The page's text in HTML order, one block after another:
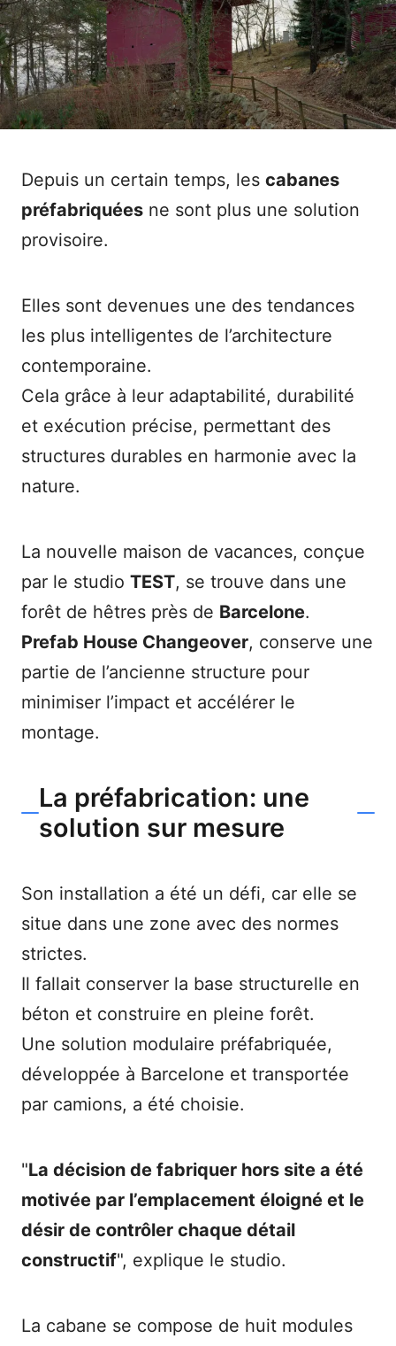
Depuis un certain temps, les cabanes
préfabriquées ne sont plus une solution
provisoire.
Elles sont devenues une des tendances
les plus intelligentes de l’architecture
contemporaine.
Cela grâce à leur adaptabilité, durabilité
et exécution précise, permettant des
structures durables en harmonie avec la
nature.
La nouvelle maison de vacances, conçue
par le studio TEST, se trouve dans une
forêt de hêtres près de Barcelone.
Prefab House Changeover, conserve une
partie de l’ancienne structure pour
minimiser l’impact et accélérer le
montage.
La préfabrication: une
solution sur mesure
Son installation a été un défi, car elle se
situe dans une zone avec des normes
strictes.
Il fallait conserver la base structurelle en
béton et construire en pleine forêt.
Une solution modulaire préfabriquée,
développée à Barcelone et transportée
par camions, a été choisie.
"La décision de fabriquer hors site a été
motivée par l’emplacement éloigné et le
désir de contrôler chaque détail
constructif", explique le studio.
La cabane se compose de huit modules